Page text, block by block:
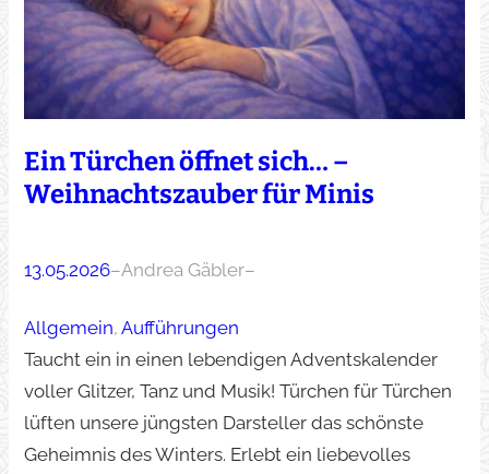
Ein Türchen öffnet sich… –
Weihnachtszauber für Minis
13.05.2026–Andrea Gäbler–
Allgemein, Aufführungen
Taucht ein in einen lebendigen Adventskalender
voller Glitzer, Tanz und Musik! Türchen für Türchen
lüften unsere jüngsten Darsteller das schönste
Geheimnis des Winters. Erlebt ein liebevolles